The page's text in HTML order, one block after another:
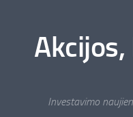
Investavimo